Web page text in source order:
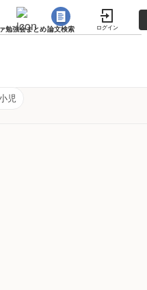
勉強会まとめ論文検索 ログイン
児